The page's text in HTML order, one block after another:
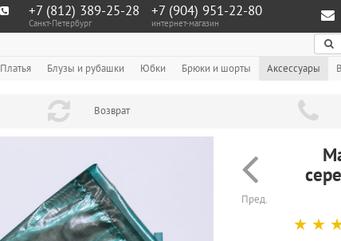
+7 (812) 389-25-28
Санкт-Петербург
+7 (904) 951‑22‑80
интернет-магазин
Платья Блузы и рубашки Юбки Брюки и шорты Аксессуары
Возврат
Пред.
☆
☆